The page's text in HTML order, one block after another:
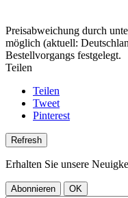
Preisabweichung durch
möglich (aktuell:
Bestellvorgangs festgelegt.
Teilen
Teilen
Tweet
Pinterest
Erhalten Sie unsere